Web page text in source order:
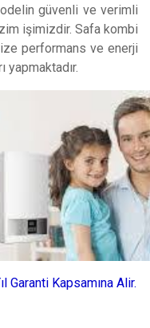
güvenli ve verimli
işimizdir. Safa kombi
performans ve enerji
yapmaktadır.
Garanti Kapsamına Alir.